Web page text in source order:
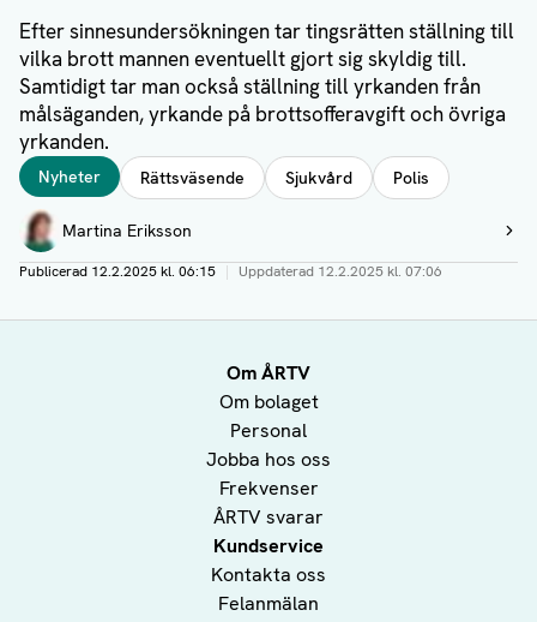
Efter sinnesundersökningen tar tingsrätten ställning till
vilka brott mannen eventuellt gjort sig skyldig till.
Samtidigt tar man också ställning till yrkanden från
målsäganden, yrkande på brottsofferavgift och övriga
yrkanden.
Taggar
Nyheter Rättsväsende Sjukvård Polis
Författare
Martina Eriksson
Visa profil
Publicerad 12.2.2025 kl. 06:15 | Uppdaterad 12.2.2025 kl. 07:06
Om ÅRTV
Om bolaget
Personal
Jobba hos oss
Frekvenser
ÅRTV svarar
Kundservice
Kontakta oss
Felanmälan